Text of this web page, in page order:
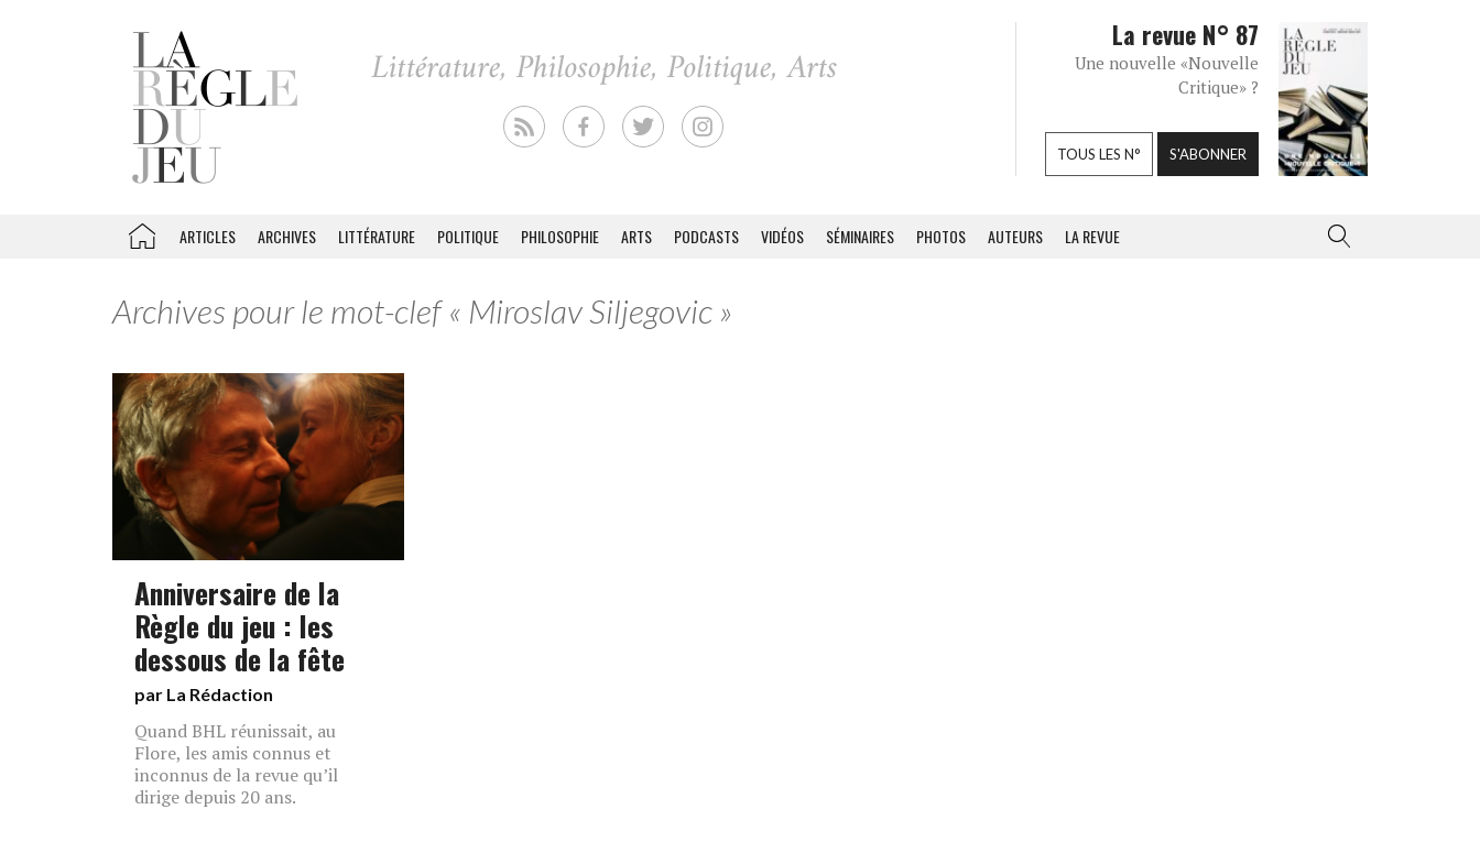
La revue N° 87
Une nouvelle «Nouvelle
Critique» ?
TOUS LES N° S'ABONNER
ARTICLES ARCHIVES LITTÉRATURE POLITIQUE PHILOSOPHIE ARTS PODCASTS VIDÉOS SÉMINAIRES PHOTOS AUTEURS LA REVUE
Archives pour le mot-clef « Miroslav Siljegovic »
Anniversaire de la
Règle du jeu : les
dessous de la fête
par La Rédaction
Quand BHL réunissait, au
Flore, les amis connus et
inconnus de la revue qu’il
dirige depuis 20 ans.